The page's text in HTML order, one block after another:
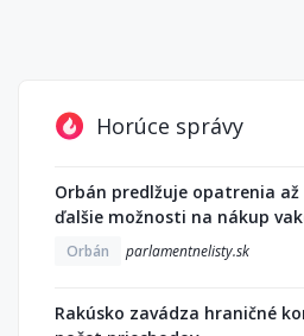
Horúce správy
Orbán predlžuje opatrenia
ďalšie možnosti na nákup
Orbán parlamentnelisty.sk
Rakúsko zavádza hraničné